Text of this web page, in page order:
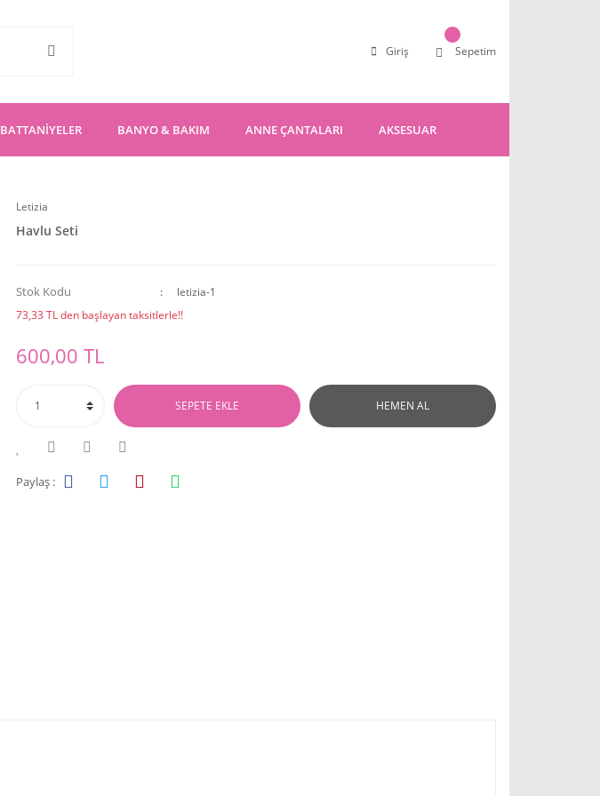
Giriş Sepetim
BATTANİYELER BANYO & BAKIM ANNE ÇANTALARI AKSESUAR
Letizia
Havlu Seti
Stok Kodu
letizia-1
73,33 TL den başlayan taksitlerle!!
600,00 TL
SEPETE EKLE HEMEN AL
Paylaş :